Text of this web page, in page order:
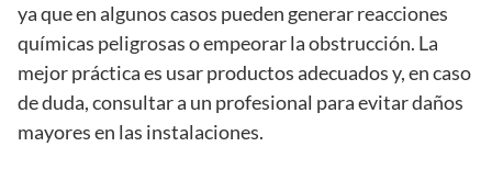
ya que en algunos casos pueden generar reacciones
químicas peligrosas o empeorar la obstrucción. La
mejor práctica es usar productos adecuados y, en caso
de duda, consultar a un profesional para evitar daños
mayores en las instalaciones.